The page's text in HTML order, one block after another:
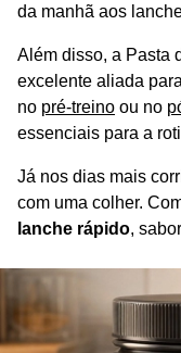
da manhã aos
Além disso, a Pasta
excelente aliada
no pré-treino ou no
essenciais para a
Já nos dias mais
com uma colher.
lanche rápido,